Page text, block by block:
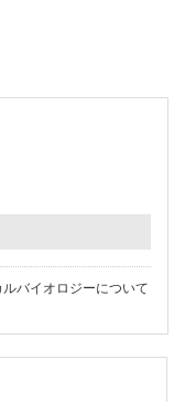
バイオロジーについて